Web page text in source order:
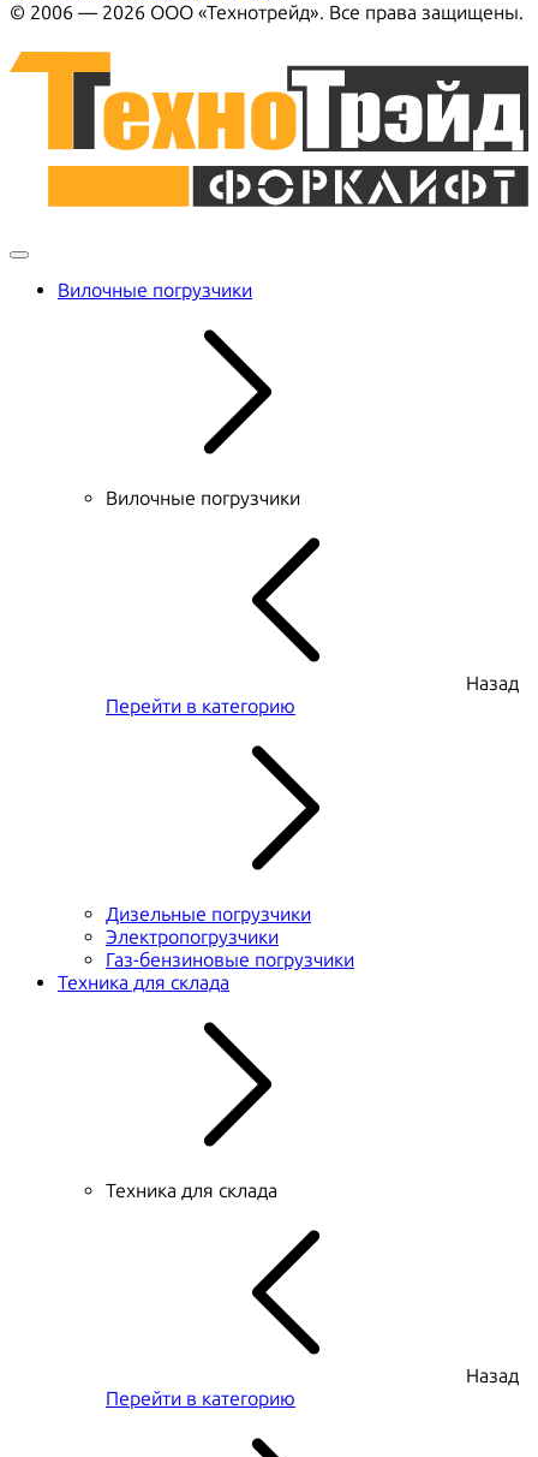
© 2006 — 2026 ООО «Технотрейд». Все права защищены.
Вилочные погрузчики
Вилочные погрузчики
Назад
Перейти в категорию
Дизельные погрузчики
Электропогрузчики
Газ-бензиновые погрузчики
Техника для склада
Техника для склада
Назад
Перейти в категорию